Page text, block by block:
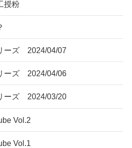
授粉
ーズ 2024/04/07
ーズ 2024/04/06
ーズ 2024/03/20
Vol.2
Vol.1